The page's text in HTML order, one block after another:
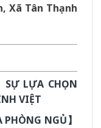
Xã Tân Thạnh
SỰ LỰA CHỌN
VIỆT
NGỦ】